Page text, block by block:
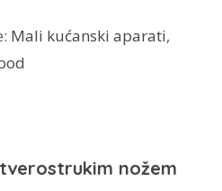
Mali kućanski aparati,
nožem